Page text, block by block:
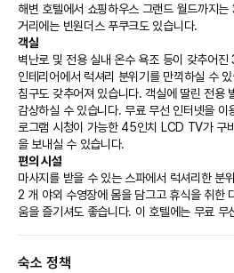
해변 호텔에서 쇼핑하우스 그랜드 월드까지
거리에는 빈원더스 푸쿠크도 있습니다.
객실
벽난로 및 전용 실내 온수 욕조 등이 갖추어
인테리어에서 럭셔리 분위기를 만끽하실 수
침구도 갖추어져 있습니다. 객실에 딸린 전용
감상하실 수 있습니다. 무료 무선 인터넷을 이
로그램 시청이 가능한 45인치 LCD TV가 구
을 보내실 수 있습니다.
편의 시설
마사지를 받을 수 있는 스파에서 럭셔리한 분
2 개 야외 수영장에 몸을 담그고 휴식을 취한
움을 즐기셔도 좋습니다. 이 호텔에는 무료 무
이 호텔에는 2 개의 레스토랑이 있으며 이중
숙소 정책